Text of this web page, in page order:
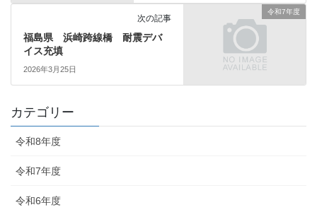
令和7年度
次の記事
福島県 浜崎跨線橋 耐震デバ
イス充填
2026年3月25日
カテゴリー
令和8年度
令和7年度
令和6年度